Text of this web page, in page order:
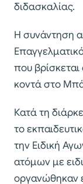
διδασκαλίας.
Η συνάντηση
που
κοντά στο
Κατά τη
το
την Ειδική
ατόμων με
οργανώθηκαν